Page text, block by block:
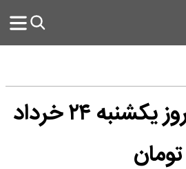
قیمت نقره امروز یکشنبه ۲۴ خرداد